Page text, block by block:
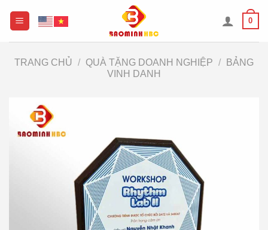
0
TRANG CHỦ / QUÀ TẶNG DOANH NGHIỆP /
BẢNG
VINH DANH